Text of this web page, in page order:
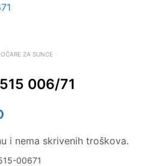
ZA SUNCE
006/71
i nema skrivenih troškova.
00671